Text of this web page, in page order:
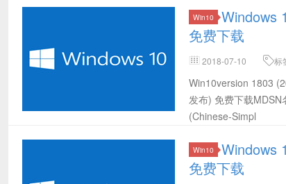
Win10
Windows
免费下载
2018-07-10
标
(2018-07发布) 64位官方
Win10version 1803
发布) 免费下载
(Chinese-Simpl
Win10
Windows
免费下载